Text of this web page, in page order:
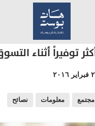
مجتمع معلومات نصائح